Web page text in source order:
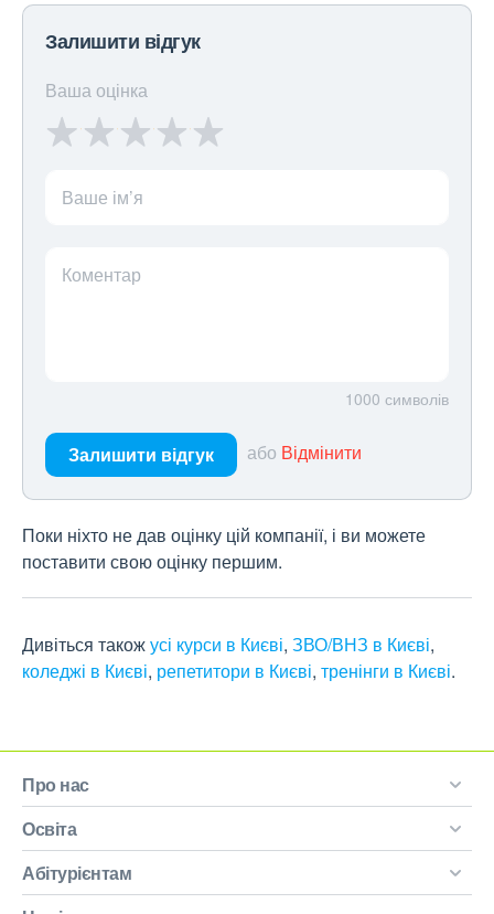
Залишити відгук
Ваша оцінка
Ваше ім’я
Коментар
1000 символів
Залишити відгук або Відмінити
Поки ніхто не дав оцінку цій компанії, і ви можете
поставити свою оцінку першим.
Дивіться такожусі курси в Києві, ЗВО/ВНЗ в Києві,
коледжі в Києві, репетитори в Києві, тренінги в Києві.
Про нас
Освіта
Абітурієнтам